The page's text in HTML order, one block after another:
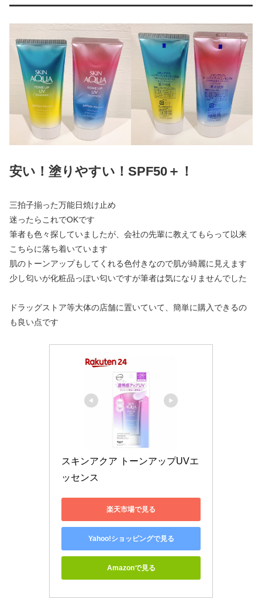
安い！塗りやすい！SPF50＋！
三拍子揃った万能日焼け止め
迷ったらこれでOKです
筆者も色々探していましたが、会社の先輩に教えてもらって以来
こちらに落ち着いています
肌のトーンアップもしてくれる色付きなので肌が綺麗に見えます
少し匂いが化粧品っぽい匂いですが筆者は気になりませんでした
ドラッグストア等大体の店舗に置いていて、簡単に購入できるの
も良い点です
スキンアクア トーンアップUVエ
ッセンス
楽天市場で見る
Yahoo!ショッピングで見る
Amazonで見る